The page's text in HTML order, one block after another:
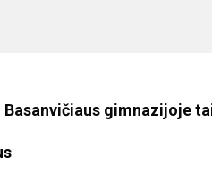
gimnazijoje